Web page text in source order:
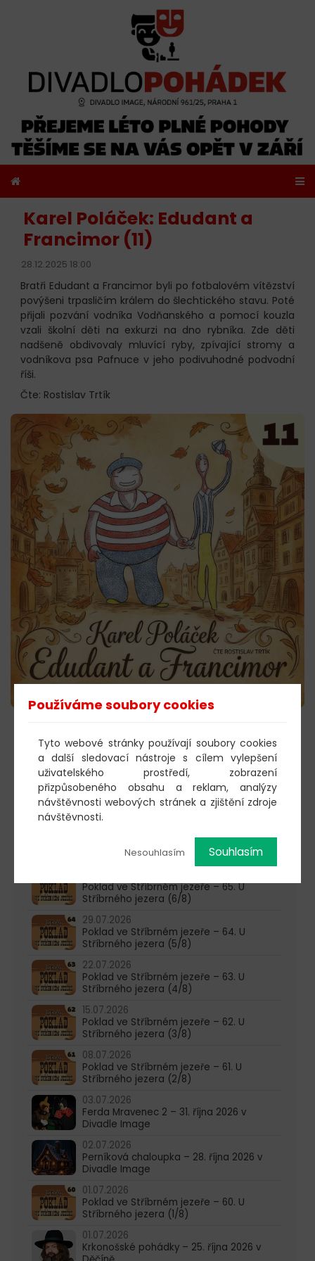
Karel Poláček: Edudant a
Francimor (11)
28.12.2025 18:00
Bratři Edudant a Francimor byli po fotbalovém vítězství
povýšeni trpasličím králem do šlechtického stavu. Poté
přijali pozvání vodníka Vodňanského a pomocí kouzla
vzali školní děti na exkurzi na dno rybníka. Zde děti
nadšeně obdivovaly mluvící ryby, zpívající stromy a
vodníkova psa Pafnuce v jeho podivuhodné podvodní
říši.
Čte: Rostislav Trtík
POSLECHNOUT →
603 805 271
Poklad ve Stříbrném jezeře – 65. U
Stříbrného jezera (6/8)
29.07.2026
Poklad ve Stříbrném jezeře – 64. U
Stříbrného jezera (5/8)
22.07.2026
Poklad ve Stříbrném jezeře – 63. U
Stříbrného jezera (4/8)
15.07.2026
Poklad ve Stříbrném jezeře – 62. U
Stříbrného jezera (3/8)
08.07.2026
Poklad ve Stříbrném jezeře – 61. U
Stříbrného jezera (2/8)
03.07.2026
Ferda Mravenec 2 – 31. října 2026 v
Divadle Image
02.07.2026
Perníková chaloupka – 28. října 2026 v
Divadle Image
01.07.2026
Poklad ve Stříbrném jezeře – 60. U
Stříbrného jezera (1/8)
01.07.2026
Krkonošské pohádky – 25. října 2026 v
Používáme soubory cookies
Tyto webové stránky používají soubory cookies
a další sledovací nástroje s cílem vylepšení
uživatelského prostředí, zobrazení
přizpůsobeného obsahu a reklam, analýzy
návštěvnosti webových stránek a zjištění zdroje
návštěvnosti.
Nesouhlasím Souhlasím